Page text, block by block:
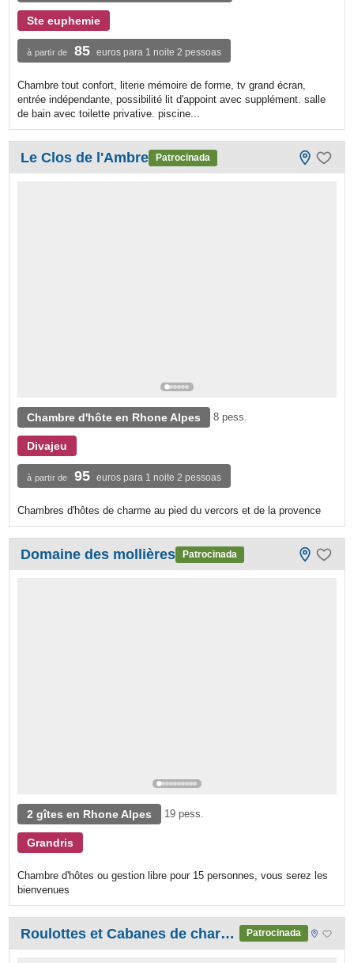
Ste euphemie
à partir de 85 euros para 1 noite 2 pessoas
Chambre tout confort, literie mémoire de forme, tv grand écran,
entrée indépendante, possibilité lit d'appoint avec supplément. salle
de bain avec toilette privative. piscine...
Le Clos de l'Ambre Patrocinada
Chambre d'hôte en Rhone Alpes 8 pess.
Divajeu
à partir de 95 euros para 1 noite 2 pessoas
Chambres d'hôtes de charme au pied du vercors et de la provence
Domaine des mollières Patrocinada
2 gîtes en Rhone Alpes 19 pess.
Grandris
Chambre d'hôtes ou gestion libre pour 15 personnes, vous serez les
bienvenues
Roulottes et Cabanes de charme dans le Sud Ardèche Patrocinada